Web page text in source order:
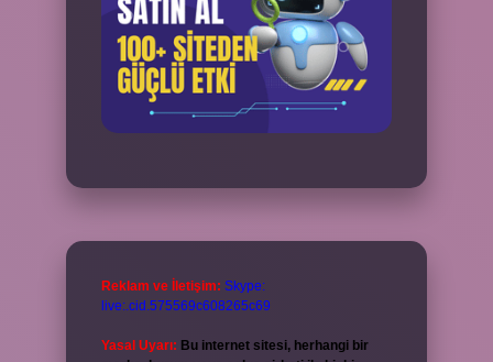
Reklam ve İletişim: Skype:
live:.cid.575569c608265c69
Yasal Uyarı: Bu internet sitesi, herhangi bir